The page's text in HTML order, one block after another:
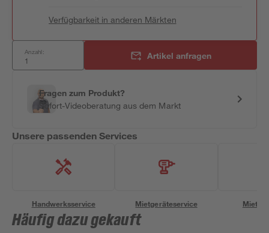
Verfügbarkeit in anderen Märkten
Anzahl: Artikel anfragen
Fragen zum Produkt?
Sofort-Videoberatung aus dem Markt
Unsere passenden Services
Handwerksservice Mietgeräteservice
Häufig dazu gekauft